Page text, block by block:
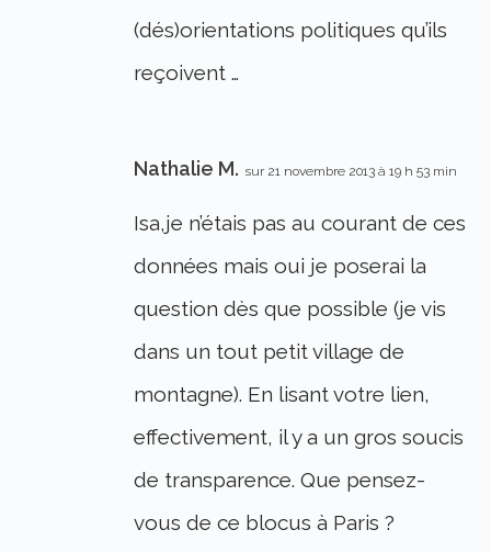
(dés)orientations politiques qu’ils
reçoivent …
Nathalie M. sur 21 novembre 2013 à 19 h 53 min
Isa,je n’étais pas au courant de ces
données mais oui je poserai la
question dès que possible (je vis
dans un tout petit village de
montagne). En lisant votre lien,
effectivement, il y a un gros soucis
de transparence. Que pensez-
vous de ce blocus à Paris ?